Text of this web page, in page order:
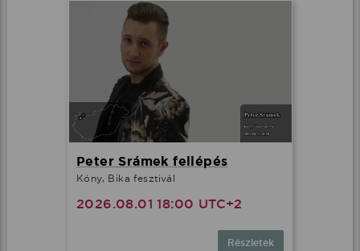
Peter Srámek fellépés
Kóny, Bika fesztivál
2026.08.01 18:00 UTC+2
Részletek